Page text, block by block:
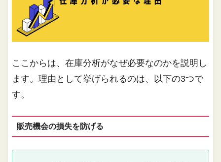
ここからは、在庫分析がなぜ必要なのかを説明し
ます。理由として挙げられるのは、以下の3つで
す。
販売機会の損失を防げる